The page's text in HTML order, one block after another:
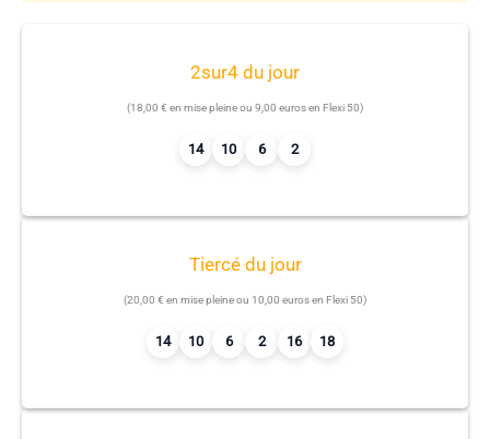
2sur4 du jour
(18,00 € en mise pleine ou 9,00 euros en Flexi 50)
14 10 6 2
Tiercé du jour
(20,00 € en mise pleine ou 10,00 euros en Flexi 50)
14 10 6 2 16 18